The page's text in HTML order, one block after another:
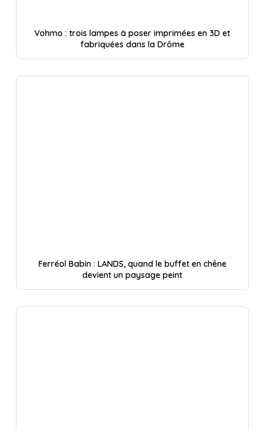
Vohmo : trois lampes à poser imprimées en 3D et
fabriquées dans la Drôme
Ferréol Babin : LANDS, quand le buffet en chêne
devient un paysage peint